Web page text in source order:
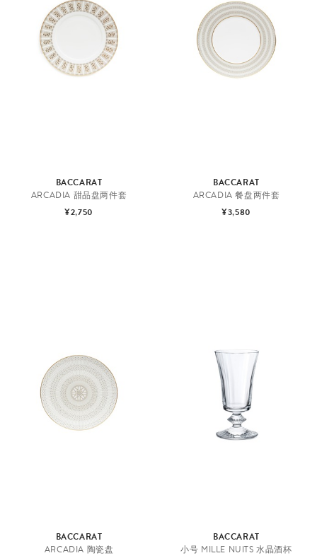
BACCARAT
ARCADIA 甜品盘两件套
¥2,750
BACCARAT
ARCADIA 餐盘两件套
¥3,580
BACCARAT
ARCADIA 陶瓷盘
BACCARAT
小号 MILLE NUITS 水晶酒杯